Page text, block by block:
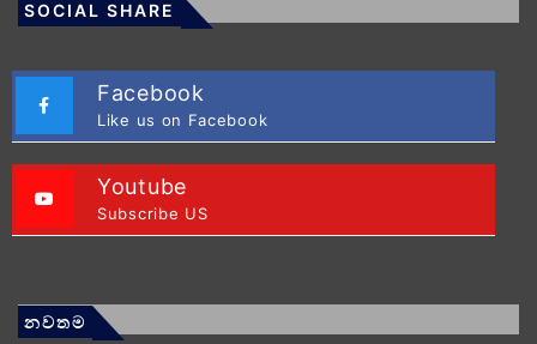
SOCIAL SHARE
Facebook
Like us on Facebook
Youtube
Subscribe US
නවතම